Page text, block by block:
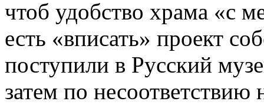
чтоб удобство храма «с
есть «вписать» проект
поступили в Русский
затем по